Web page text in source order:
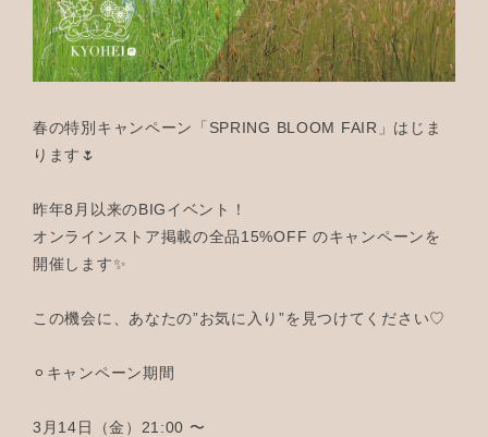
春の特別キャンペーン「SPRING BLOOM FAIR」はじま
ります🌷
昨年8月以来のBIGイベント！
オンラインストア掲載の全品15%OFF のキャンペーンを
開催します✨
この機会に、あなたの”お気に入り”を見つけてください♡
⚪︎キャンペーン期間
3月14日（金）21:00 〜